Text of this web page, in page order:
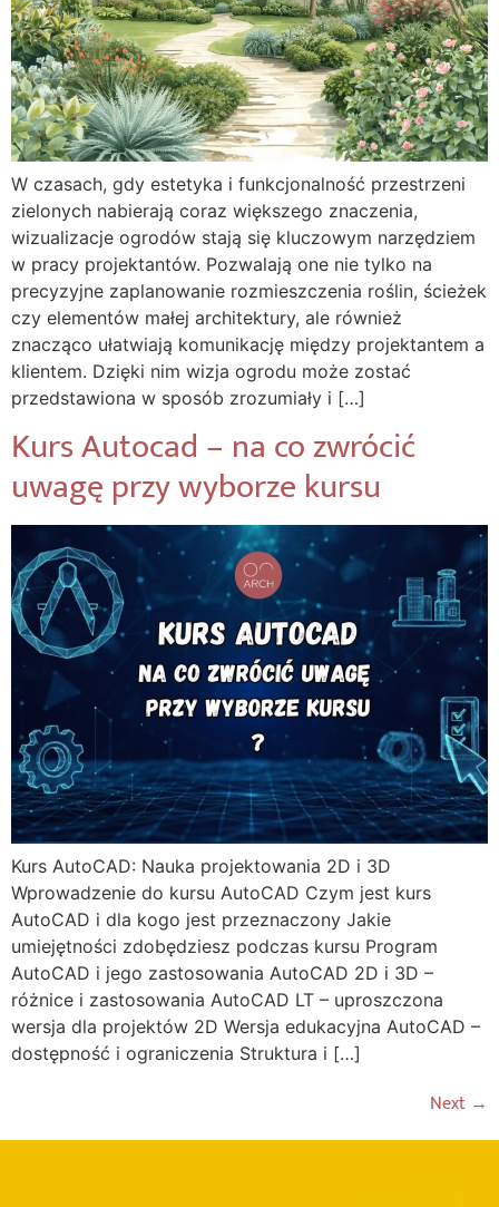
W czasach, gdy estetyka i funkcjonalność przestrzeni
zielonych nabierają coraz większego znaczenia,
wizualizacje ogrodów stają się kluczowym narzędziem
w pracy projektantów. Pozwalają one nie tylko na
precyzyjne zaplanowanie rozmieszczenia roślin, ścieżek
czy elementów małej architektury, ale również
znacząco ułatwiają komunikację między projektantem a
klientem. Dzięki nim wizja ogrodu może zostać
przedstawiona w sposób zrozumiały i […]
Kurs Autocad – na co zwrócić
uwagę przy wyborze kursu
Kurs AutoCAD: Nauka projektowania 2D i 3D
Wprowadzenie do kursu AutoCAD Czym jest kurs
AutoCAD i dla kogo jest przeznaczony Jakie
umiejętności zdobędziesz podczas kursu Program
AutoCAD i jego zastosowania AutoCAD 2D i 3D –
różnice i zastosowania AutoCAD LT – uproszczona
wersja dla projektów 2D Wersja edukacyjna AutoCAD –
dostępność i ograniczenia Struktura i […]
Next →